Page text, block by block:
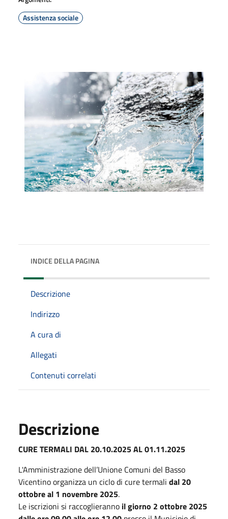
Assistenza sociale
INDICE DELLA PAGINA
Descrizione
Indirizzo
A cura di
Allegati
Contenuti correlati
Descrizione
CURE TERMALI DAL 20.10.2025 AL 01.11.2025
L'Amministrazione dell’Unione Comuni del Basso
Vicentino organizza un ciclo di cure termali dal 20
ottobre al 1 novembre 2025.
Le iscrizioni si raccoglieranno il giorno 2 ottobre 2025